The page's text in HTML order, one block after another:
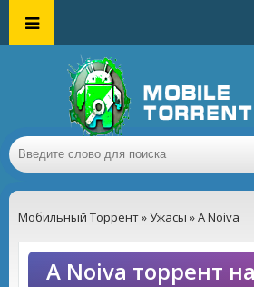
Мобильный Торрент»Ужасы » A Noiva
A Noiva торрент